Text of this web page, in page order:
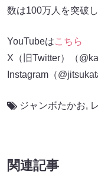
数は100万人を突破し
YouTubeはこちら
X（旧Twitter）（
Instagram（
ジャンボたかお,
関連記事